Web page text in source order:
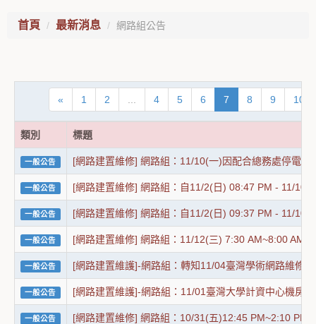
首頁 最新消息 網路組公告
« 1 2 4 5 6 7 8 9 10
類別 標題
一般公告 [網路建置維修] 網路組：11/10(一)因配合總務處停電
一般公告 [網路建置維修] 網路組：自11/2(日) 08:47 PM - 11/10(
一般公告 [網路建置維修] 網路組：自11/2(日) 09:37 PM - 11/
一般公告 [網路建置維修] 網路組：11/12(三) 7:30 AM~8:00 AM
一般公告 [網路建置維護]-網路組：轉知11/04臺灣學術網路維修
一般公告 [網路建置維護]-網路組：11/01臺灣大學計資中心機房
一般公告 [網路建置維修] 網路組：10/31(五)12:45 PM~2:10 PM